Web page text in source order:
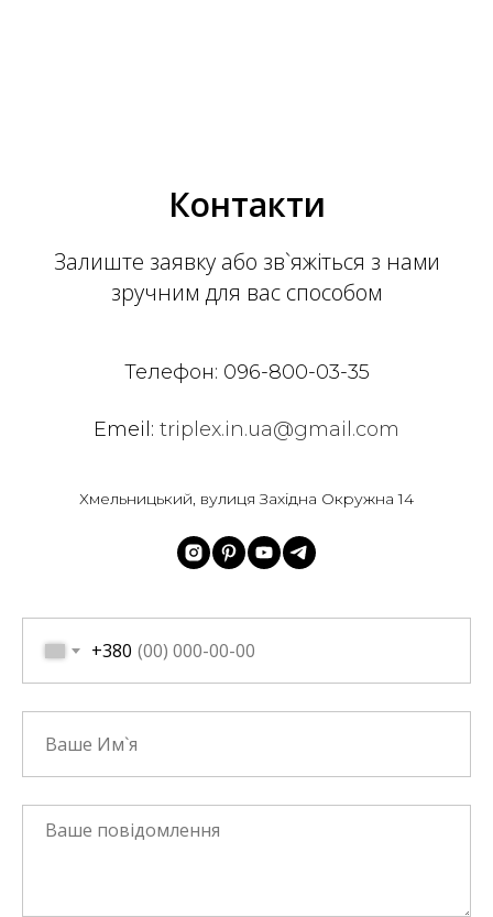
Контакти
Залиште заявку або зв`яжіться з нами
зручним для вас способом
Телефон: 096-800-03-35
Emeil: triplex.in.ua@gmail.com
Хмельницький, вулиця Західна Окружна 14
+380